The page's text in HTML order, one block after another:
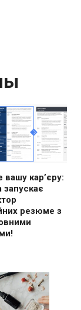
вашу кар’єру:
запускає
резюме з